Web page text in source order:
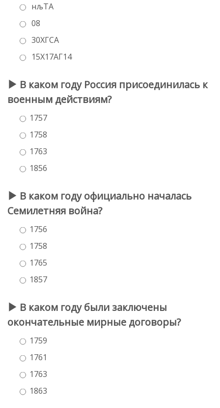
нљТА
08
30ХГСА
15Х17АГ14
В каком году Россия присоединилась к
военным действиям?
1757
1758
1763
1856
В каком году официально началась
Семилетняя война?
1756
1758
1765
1857
В каком году были заключены
окончательные мирные договоры?
1759
1761
1763
1863